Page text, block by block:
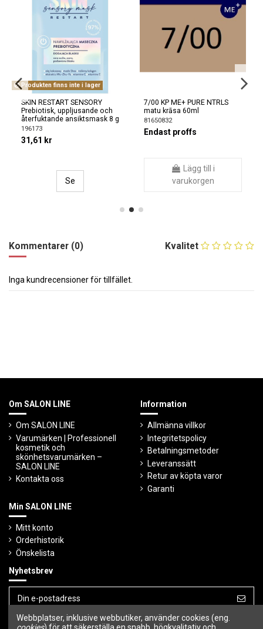
Produkten finns inte i lager
SKIN RESTART SENSORY
Prebiotisk, uppljusande och
återfuktande ansiktsmask 8 g
196173
31,61 kr
Se
7/00 KP ME+ PURE NTRLS
matu krāsa 60ml
81650832
Endast proffs
Lägg till i
varukorgen
Kvalitet
Kommentarer (0)
Inga kundrecensioner för tillfället.
Om SALON LINE
Om SALON LINE
Varumärken | Professionell
kosmetik och
skönhetsvarumärken –
SALON LINE
Kontakta oss
Information
Allmänna villkor
Integritetspolicy
Betalningsmetoder
Leveranssätt
Retur av köpta varor
Garanti
Min SALON LINE
Mitt konto
Orderhistorik
Önskelista
Nyhetsbrev
Du kan avbryta prenumerationen när som
helst.
Webbplatser, inklusive webbutiker, använder cookies (eng.